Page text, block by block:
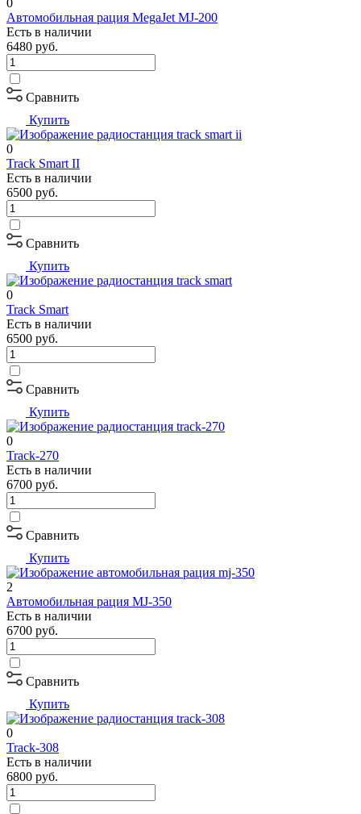
Автомобильная рация MegaJet MJ-200
Есть в наличии
6480 руб.
Сравнить
Купить
0
Track Smart II
Есть в наличии
6500 руб.
Сравнить
Купить
0
Track Smart
Есть в наличии
6500 руб.
Сравнить
Купить
0
Track-270
Есть в наличии
6700 руб.
Сравнить
Купить
2
Автомобильная рация MJ-350
Есть в наличии
6700 руб.
Сравнить
Купить
0
Track-308
Есть в наличии
6800 руб.